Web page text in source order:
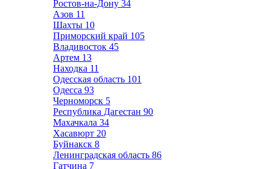
Ростов-на-Дону 34
Азов 11
Шахты 10
Приморский край 105
Владивосток 45
Артем 13
Находка 11
Одесская область 101
Одесса 93
Черноморск 5
Республика Дагестан 90
Махачкала 34
Хасавюрт 20
Буйнакск 8
Ленинградская область 86
Гатчина 7